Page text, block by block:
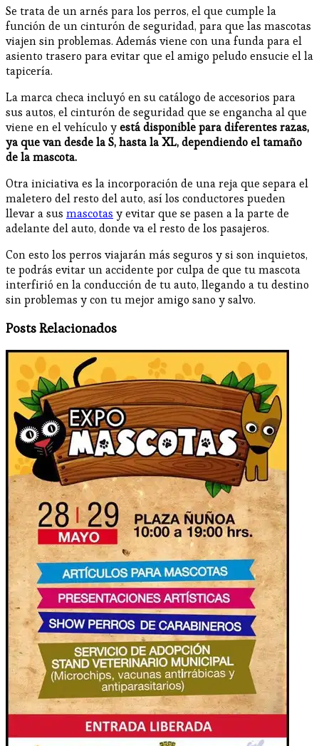
Se trata de un arnés para los perros, el que cumple la
función de un cinturón de seguridad, para que las mascotas
viajen sin problemas. Además viene con una funda para el
asiento trasero para evitar que el amigo peludo ensucie el la
tapicería.
La marca checa incluyó en su catálogo de accesorios para
sus autos, el cinturón de seguridad que se engancha al que
viene en el vehículo yestá disponible para diferentes razas,
ya que van desde la S, hasta la XL, dependiendo el tamaño
de la mascota.
Otra iniciativa es la incorporación de una reja que separa el
maletero del resto del auto, así los conductores pueden
llevar a sus mascotas y evitar que se pasen a la parte de
adelante del auto, donde va el resto de los pasajeros.
Con esto los perros viajarán más seguros y si son inquietos,
te podrás evitar un accidente por culpa de que tu mascota
interfirió en la conducción de tu auto, llegando a tu destino
sin problemas y con tu mejor amigo sano y salvo.
Posts Relacionados